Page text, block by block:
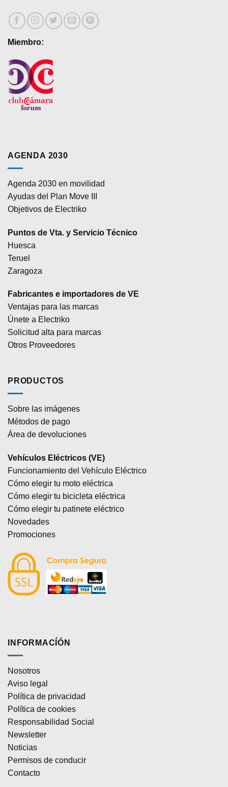
Miembro:
AGENDA 2030
Agenda 2030 en movilidad
Ayudas del Plan Move III
Objetivos de Electriko
Puntos de Vta. y Servicio Técnico
Huesca
Teruel
Zaragoza
Fabricantes e importadores de VE
Ventajas para las marcas
Únete a Electriko
Solicitud alta para marcas
Otros Proveedores
PRODUCTOS
Sobre las imágenes
Métodos de pago
Área de devoluciones
Vehículos Eléctricos (VE)
Funcionamiento del Vehículo Eléctrico
Cómo elegir tu moto eléctrica
Cómo elegir tu bicicleta eléctrica
Cómo elegir tu patinete eléctrico
Novedades
Promociones
INFORMACÍÓN
Nosotros
Aviso legal
Política de privacidad
Política de cookies
Responsabilidad Social
Newsletter
Noticias
Permisos de conducir
Contacto